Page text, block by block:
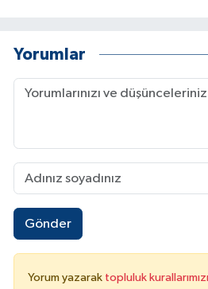
Yorumlar
Gönder
Yorum yazarak topluluk kurallarımızı